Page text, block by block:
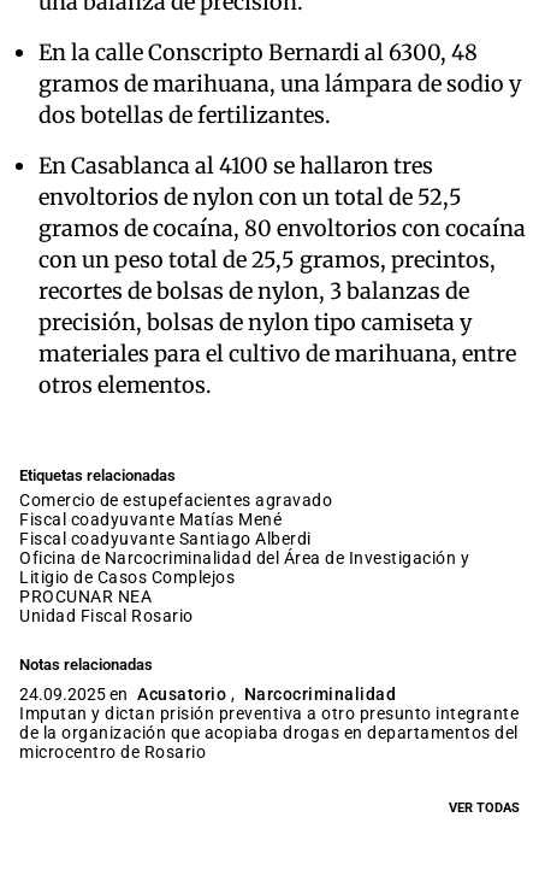
En la calle Conscripto Bernardi al 6300, 48
gramos de marihuana, una lámpara de sodio y
dos botellas de fertilizantes.
En Casablanca al 4100 se hallaron tres
envoltorios de nylon con un total de 52,5
gramos de cocaína, 80 envoltorios con cocaína
con un peso total de 25,5 gramos, precintos,
recortes de bolsas de nylon, 3 balanzas de
precisión, bolsas de nylon tipo camiseta y
materiales para el cultivo de marihuana, entre
otros elementos.
Etiquetas relacionadas
comercio de estupefacientes agravado
fiscal coadyuvante Matías Mené
fiscal coadyuvante Santiago Alberdi
Oficina de Narcocriminalidad del Área de Investigación y
Litigio de Casos Complejos
PROCUNAR NEA
Unidad Fiscal Rosario
Notas relacionadas
24.09.2025 en Acusatorio , Narcocriminalidad
Imputan y dictan prisión preventiva a otro presunto integrante
de la organización que acopiaba drogas en departamentos del
microcentro de Rosario
VER TODAS